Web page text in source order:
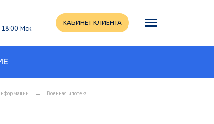
18:00 Мск
КАБИНЕТ КЛИЕНТА
→ Военная ипотека